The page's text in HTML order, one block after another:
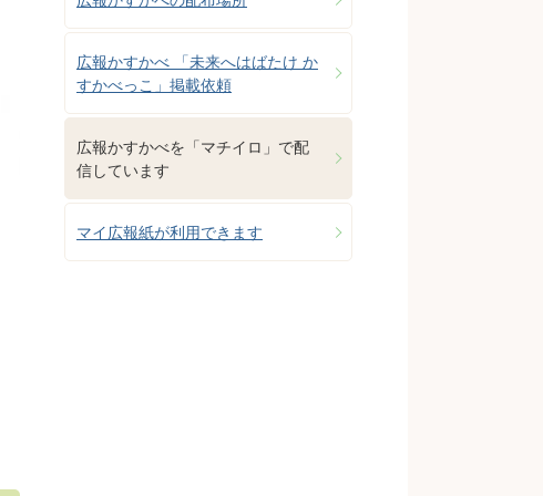
広報かすかべ 「未来へはばたけ か
すかべっこ」掲載依頼
広報かすかべを「マチイロ」で配
信しています
マイ広報紙が利用できます